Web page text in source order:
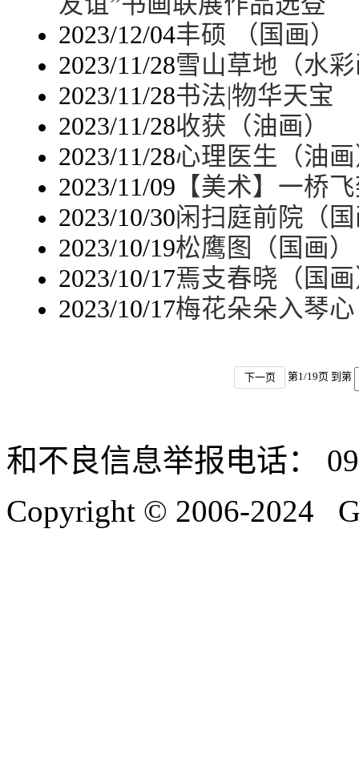
2023/12/04丰硕 （国画）
2023/11/28雪山草地（水
2023/11/28书法|物华天宝
2023/11/28收获（油画）
2023/11/28心理医生（油
2023/11/09 【美术】一桥
2023/10/30闲扫庭前院（
2023/10/19松鹰图（国画）
2023/10/17焉支春晓（国
2023/10/17梅花朵朵入琴
下一页 第1/19页 到第
和不良信息举报电话：
Copyright © 2006-2024